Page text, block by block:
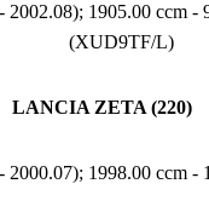
1905.00 ccm
(XUD9TF/L)
LANCIA ZETA (220)
1998.00 ccm -